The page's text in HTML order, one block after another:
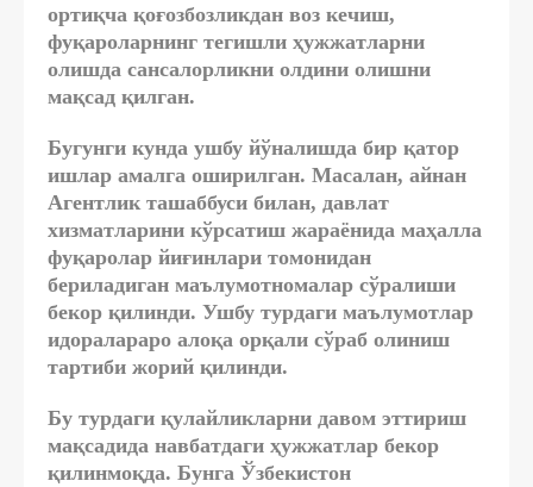
ортиқча қоғозбозликдан воз кечиш,
фуқароларнинг тегишли ҳужжатларни
олишда сансалорликни олдини олишни
мақсад қилган.
Бугунги кунда ушбу йўналишда бир қатор
ишлар амалга оширилган. Масалан, айнан
Агентлик ташаббуси билан, давлат
хизматларини кўрсатиш жараёнида маҳалла
фуқаролар йиғинлари томонидан
бериладиган маълумотномалар сўралиши
бекор қилинди. Ушбу турдаги маълумотлар
идоралараро алоқа орқали сўраб олиниш
тартиби жорий қилинди.
Бу турдаги қулайликларни давом эттириш
мақсадида навбатдаги ҳужжатлар бекор
қилинмоқда. Бунга Ўзбекистон